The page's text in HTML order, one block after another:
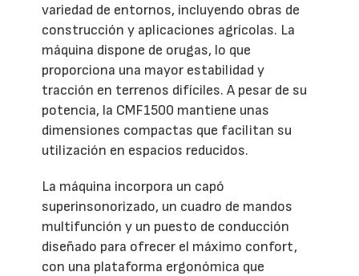
variedad de entornos, incluyendo obras de
construcción y aplicaciones agrícolas. La
máquina dispone de orugas, lo que
proporciona una mayor estabilidad y
tracción en terrenos difíciles. A pesar de su
potencia, la CMF1500 mantiene unas
dimensiones compactas que facilitan su
utilización en espacios reducidos.
La máquina incorpora un capó
superinsonorizado, un cuadro de mandos
multifunción y un puesto de conducción
diseñado para ofrecer el máximo confort,
con una plataforma ergonómica que